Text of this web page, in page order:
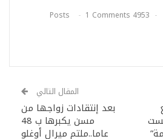
4953 Posts
1 Comments
المقال التالي
بعد إنتقادات زواجها من
مسن يكبرها ب 48
عاما..ملتم ميرال أوغلو